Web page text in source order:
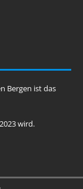
Bergen ist das
wird.